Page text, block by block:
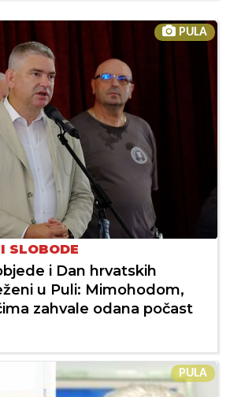
PULA
SLOBODE
i Dan hrvatskih
u Puli: Mimohodom,
zahvale odana počast
PULA